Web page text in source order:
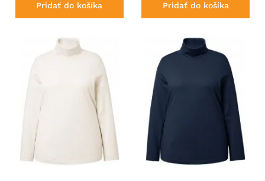
Pridať do košíka Pridať do košíka